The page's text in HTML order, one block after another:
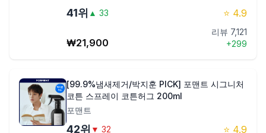
41위 ▲ 33 ⭐ 4.9
₩21,900
리뷰 7,121
+299
[99.9%냄새제거/박지훈 PICK] 포맨트 시그니처
코튼 스프레이 코튼허그 200ml
포맨트
42위 ▼ 32 ⭐ 4.9